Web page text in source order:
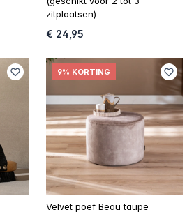
zitplaatsen)
€ 24,95
9% KORTING
Velvet poef Beau taupe